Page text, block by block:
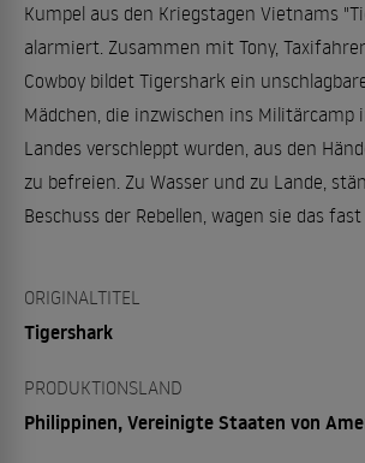
Kumpel aus den Kriegstagen Vietnams
alarmiert. Zusammen mit Tony,
Cowboy bildet Tigershark ein
Mädchen, die inzwischen ins Militärcamp
Landes verschleppt wurden, aus den
zu befreien. Zu Wasser und zu Lande,
Beschuss der Rebellen, wagen sie das
ORIGINALTITEL
Tigershark
PRODUKTIONSLAND
Philippinen, Vereinigte Staaten von